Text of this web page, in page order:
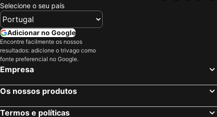
Selecione o seu país
Adicionar no Google
Encontre facilmente os nossos
resultados: adicione o trivago como
fonte preferencial no Google.
Empresa
Os nossos produtos
Termos e políticas